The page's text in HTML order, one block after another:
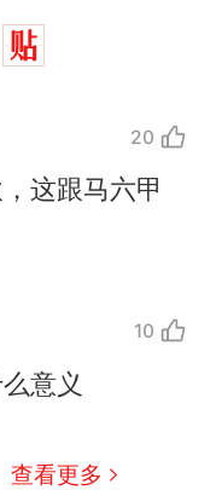
20
这跟马六甲
10
意义
查看更多
菜刀的女孩，
回家”改写了
元，搬到楼下
上楼！女子傻
肉大王”称